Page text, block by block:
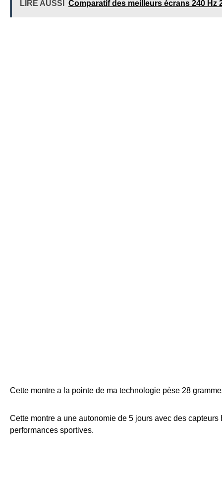
LIRE AUSSI Comparatif des meilleurs écrans 240 Hz
Cette montre a la pointe de ma technologie pèse 28
Cette montre a une autonomie de 5 jours avec des
performances sportives.